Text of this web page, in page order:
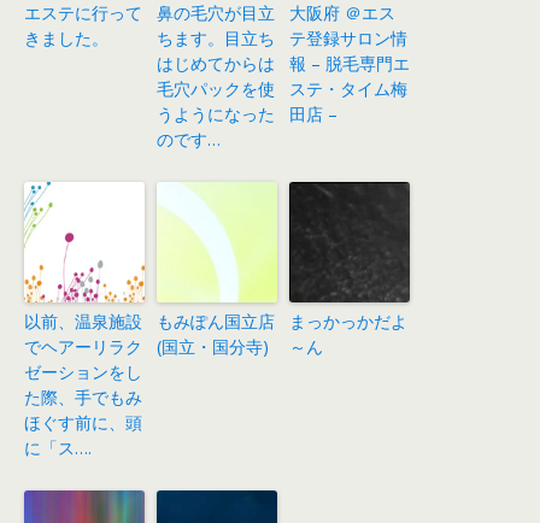
エステに行って
きました。
鼻の毛穴が目立
ちます。目立ち
はじめてからは
毛穴パックを使
うようになった
のです…
大阪府 ＠エス
テ登録サロン情
報 – 脱毛専門エ
ステ・タイム梅
田店 –
以前、温泉施設
でヘアーリラク
ゼーションをし
た際、手でもみ
ほぐす前に、頭
に「ス….
もみぽん国立店
(国立・国分寺)
まっかっかだよ
～ん